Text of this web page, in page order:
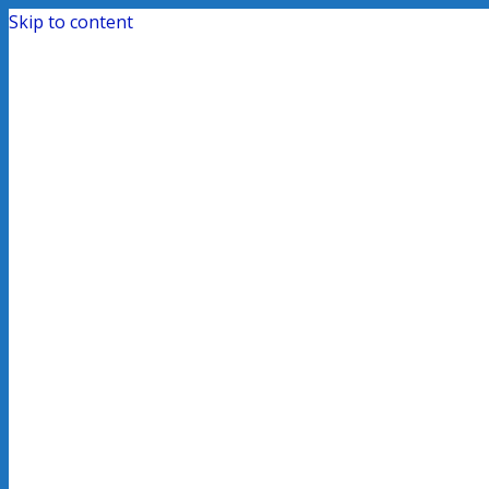
Skip to content